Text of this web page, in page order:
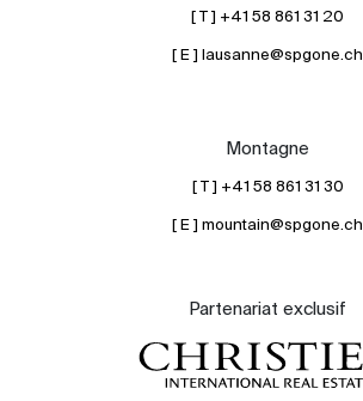
[ T ] +41 58 861 31 20
[ E ] lausanne@spgone.ch
Montagne
[ T ] +41 58 861 31 30
[ E ] mountain@spgone.ch
Partenariat exclusif